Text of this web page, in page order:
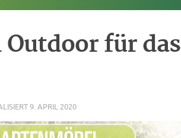
für das
9. APRIL 2020